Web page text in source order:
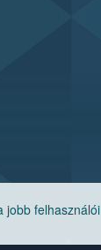
jobb felhasználói